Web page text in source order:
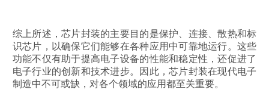
综上所述，芯片封装的主要目的是保护、连接、散热和标
识芯片，以确保它们能够在各种应用中可靠地运行。这些
功能不仅有助于提高电子设备的性能和稳定性，还促进了
电子行业的创新和技术进步。因此，芯片封装在现代电子
制造中不可或缺，对各个领域的应用都至关重要。